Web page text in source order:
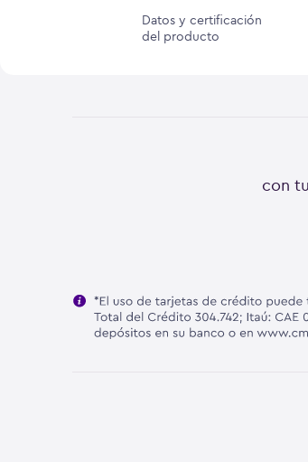
Datos y certificación
del producto
con